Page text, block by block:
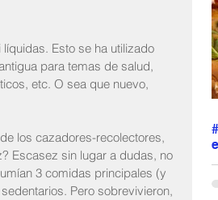
Esto se ha utilizado
para temas de salud,
etc. O sea que nuevo,
los cazadores-recolectores,
Escasez sin lugar a dudas, no
3 comidas principales (y
Pero sobrevivieron,